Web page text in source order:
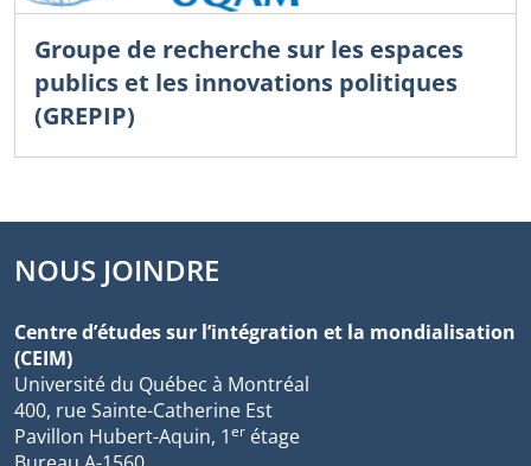
Groupe de recherche sur les espaces
publics et les innovations politiques
(GREPIP)
NOUS JOINDRE
Centre d’études sur l’intégration et la mondialisation
(CEIM)
Université du Québec à Montréal
400, rue Sainte-Catherine Est
Pavillon Hubert-Aquin, 1er étage